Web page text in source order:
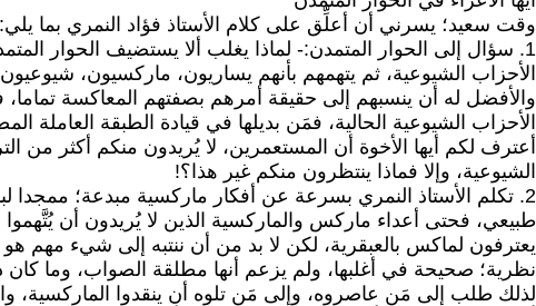
وقت سعيد؛ يسرني أن أعلِّق على كلام الأستاذ فؤاد النمري بما
1. سؤال إلى الحوار المتمدن:- لماذا يغلب ألا يستضيف الحوار
الأحزاب الشيوعية، ثم يتهمهم بأنهم يساريون، ماركسيون،
والأفضل له أن ينسبهم إلى حقيقة أمرهم بصفتهم المعاكسة تماما،
الأحزاب الشيوعية الحالية، فمَن بديلها في قيادة الطبقة العاملة
أعترف لكم أيها الأخوة أن المستعمرين، لا يُريدون منكم أكثر من
الشيوعية، وإلا فماذا ينتظرون منكم غير هذا؟!
2. تكلم الأستاذ النمري بسرعة عن أفكار ماركسية مبدعة؛ ممجدا
طبيعي، فحتى أعداء ماركس والماركسية الذين لا يُريدون أن يُتَّهموا
يعترفون لماكس بالعبقرية، لكن لا بد من أن ننتبه إلى شيء مهم
نظرية؛ صحيحة في أغلبها، ولم يزعم أنها مطلقة الصواب، وما كان
لذلك طلب إلى مَن عاصروه، وإلى مَن تلوه أن ينقدوا الماركسية،